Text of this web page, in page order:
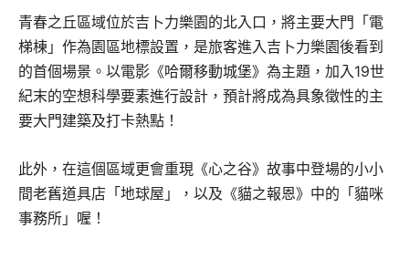
青春之丘區域位於吉卜力樂園的北入口，將主要大門「電
梯棟」作為園區地標設置，是旅客進入吉卜力樂園後看到
的首個場景。以電影《哈爾移動城堡》為主題，加入19世
紀末的空想科學要素進行設計，預計將成為具象徵性的主
要大門建築及打卡熱點！
此外，在這個區域更會重現《心之谷》故事中登場的小小
間老舊道具店「地球屋」，以及《貓之報恩》中的「貓咪
事務所」喔！